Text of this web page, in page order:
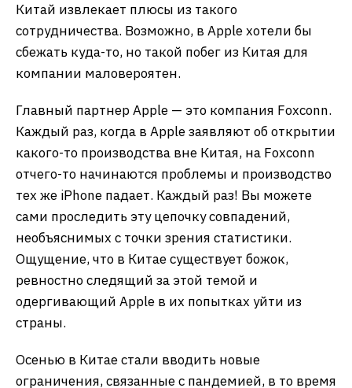
Китай извлекает плюсы из такого
сотрудничества. Возможно, в Apple хотели бы
сбежать куда-то, но такой побег из Китая для
компании маловероятен.
Главный партнер Apple — это компания Foxconn.
Каждый раз, когда в Apple заявляют об открытии
какого-то производства вне Китая, на Foxconn
отчего-то начинаются проблемы и производство
тех же iPhone падает. Каждый раз! Вы можете
сами проследить эту цепочку совпадений,
необъяснимых с точки зрения статистики.
Ощущение, что в Китае существует божок,
ревностно следящий за этой темой и
одергивающий Apple в их попытках уйти из
страны.
Осенью в Китае стали вводить новые
ограничения, связанные с пандемией, в то время